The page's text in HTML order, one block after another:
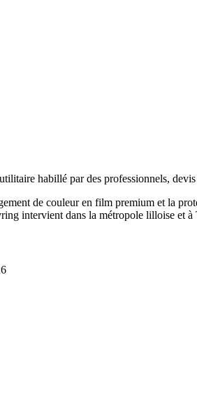
habillé par des professionnels,
de couleur en film premium et la
intervient dans la métropole lilloise et à